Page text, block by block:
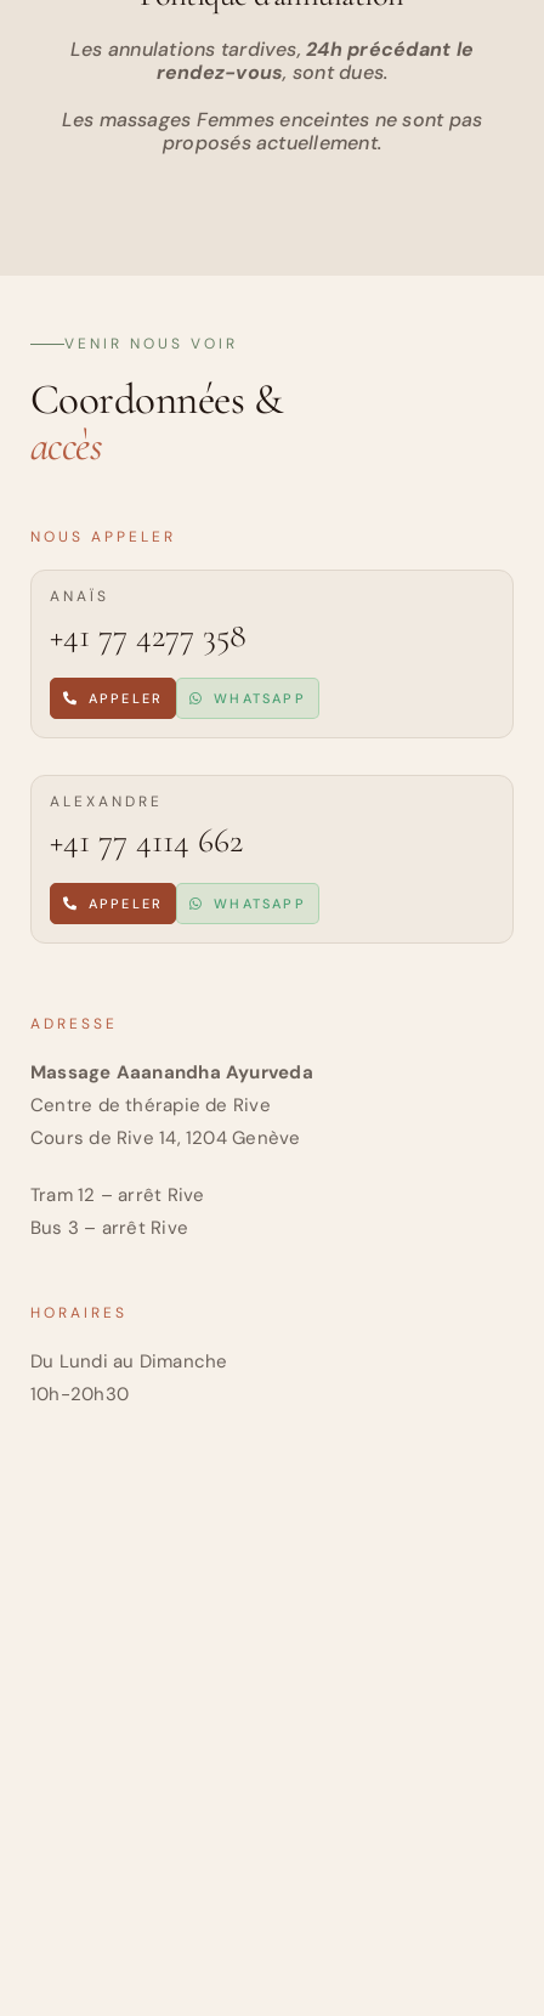
Les annulations tardives,24h précédant le
rendez-vous, sont dues.
Les massages Femmes enceintes ne sont pas
proposés actuellement.
VENIR NOUS VOIR
Coordonnées &
accès
NOUS APPELER
ANAÏS
+41 77 4277 358
APPELER WHATSAPP
ALEXANDRE
+41 77 4114 662
APPELER WHATSAPP
ADRESSE
Massage Aaanandha Ayurveda
Centre de thérapie de Rive
Cours de Rive 14, 1204 Genève
Tram 12 – arrêt Rive
Bus 3 – arrêt Rive
HORAIRES
Du Lundi au Dimanche
10h-20h30